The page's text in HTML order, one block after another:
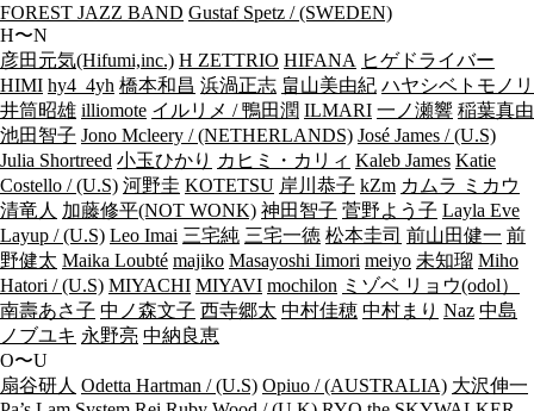
FOREST JAZZ BAND Gustaf Spetz / (SWEDEN)
H〜N
彦田元気(Hifumi,inc.) H ZETTRIO HIFANA ヒゲドライバー
HIMI hy4_4yh 橋本和昌 浜渦正志 畠山美由紀 ハヤシベトモノリ
井筒昭雄 illiomote イルリメ / 鴨田潤 ILMARI 一ノ瀬響 稲葉真由
池田智子 Jono Mcleery / (NETHERLANDS) José James / (U.S)
Julia Shortreed 小玉ひかり カヒミ・カリィ Kaleb James Katie
Costello / (U.S) 河野圭 KOTETSU 岸川恭子 kZm カムラ ミカウ
清竜人 加藤修平(NOT WONK) 神田智子 菅野よう子 Layla Eve
Layup / (U.S) Leo Imai 三宅純 三宅一徳 松本圭司 前山田健一 前
野健太 Maika Loubté majiko Masayoshi Iimori meiyo 未知瑠 Miho
Hatori / (U.S) MIYACHI MIYAVI mochilon ミゾベ リョウ(odol）
南壽あさ子 中ノ森文子 西寺郷太 中村佳穂 中村まり Naz 中島
ノブユキ 永野亮 中納良恵
O〜U
扇谷研人 Odetta Hartman / (U.S) Opiuo / (AUSTRALIA) 大沢伸一